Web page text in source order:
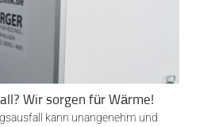
Wir sorgen für Wärme!
kann unangenehm und